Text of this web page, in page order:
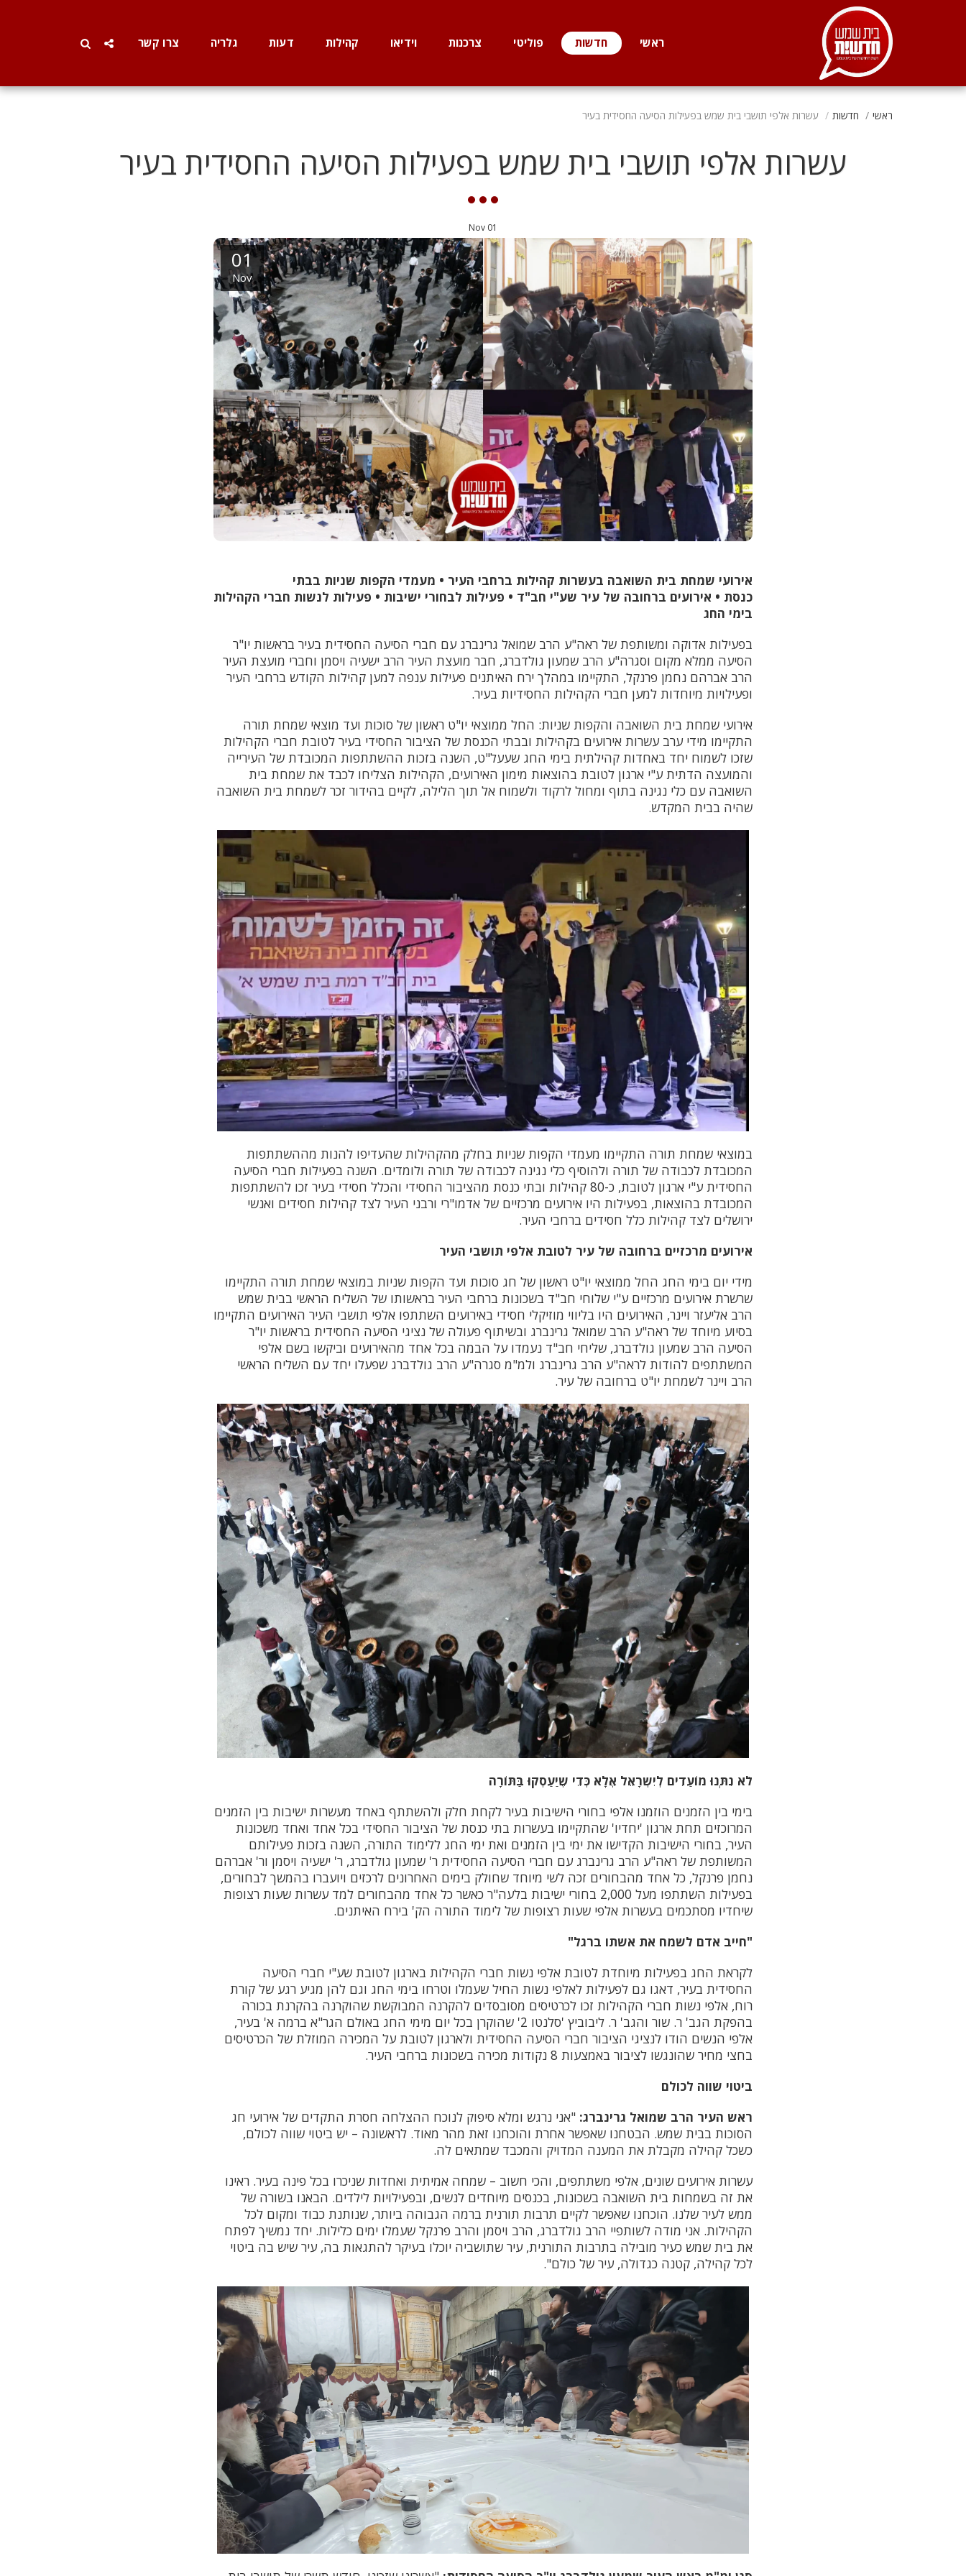
ראשי חדשות פוליטי צרכנות וידיאו קהילות דעות גלריה צרו קשר
ראשי חדשות עשרות אלפי תושבי בית שמש בפעילות הסיעה החסידית בעיר
עשרות אלפי תושבי בית שמש בפעילות הסיעה החסידית בעיר
01
Nov
01
Nov
אירועי שמחת בית השואבה בעשרות קהילות ברחבי העיר • מעמדי הקפות שניות בבתי
כנסת • אירועים ברחובה של עיר שע"י חב"ד • פעילות לבחורי ישיבות • פעילות לנשות חברי הקהילות
בימי החג
בפעילות אדוקה ומשותפת של ראה"ע הרב שמואל גרינברג עם חברי הסיעה החסידית בעיר בראשות יו"ר
הסיעה ממלא מקום וסגרה"ע הרב שמעון גולדברג, חבר מועצת העיר הרב ישעיה ויסמן וחברי מועצת העיר
הרב אברהם נחמן פרנקל, התקיימו במהלך ירח האיתנים פעילות ענפה למען קהילות הקודש ברחבי העיר
ופעילויות מיוחדות למען חברי הקהילות החסידיות בעיר.
אירועי שמחת בית השואבה והקפות שניות: החל ממוצאי יו"ט ראשון של סוכות ועד מוצאי שמחת תורה
התקיימו מידי ערב עשרות אירועים בקהילות ובבתי הכנסת של הציבור החסידי בעיר לטובת חברי הקהילות
שזכו לשמוח יחד באחדות קהילתית בימי החג שעעל"ט, השנה בזכות ההשתתפות המכובדת של העירייה
והמועצה הדתית ע"י ארגון לטובת בהוצאות מימון האירועים, הקהילות הצליחו לכבד את שמחת בית
השואבה עם כלי נגינה בתוף ומחול לרקוד ולשמוח אל תוך הלילה, לקיים בהידור זכר לשמחת בית השואבה
שהיה בבית המקדש.
במוצאי שמחת תורה התקיימו מעמדי הקפות שניות בחלק מהקהילות שהעדיפו להנות מההשתתפות
המכובדת לכבודה של תורה ולהוסיף כלי נגינה לכבודה של תורה ולומדים. השנה בפעילות חברי הסיעה
החסידית ע"י ארגון לטובת, כ-80 קהילות ובתי כנסת מהציבור החסידי והכלל חסידי בעיר זכו להשתתפות
המכובדת בהוצאות, בפעילות היו אירועים מרכזיים של אדמו"רי ורבני העיר לצד קהילות חסידים ואנשי
ירושלים לצד קהילות כלל חסידים ברחבי העיר.
אירועים מרכזיים ברחובה של עיר לטובת אלפי תושבי העיר
מידי יום בימי החג החל ממוצאי יו"ט ראשון של חג סוכות ועד הקפות שניות במוצאי שמחת תורה התקיימו
שרשרת אירועים מרכזיים ע"י שלוחי חב"ד בשכונות ברחבי העיר בראשותו של השליח הראשי בבית שמש
הרב אליעזר ויינר, האירועים היו בליווי מוזיקלי חסידי באירועים השתתפו אלפי תושבי העיר האירועים התקיימו
בסיוע מיוחד של ראה"ע הרב שמואל גרינברג ובשיתוף פעולה של נציגי הסיעה החסידית בראשות יו"ר
הסיעה הרב שמעון גולדברג, שליחי חב"ד נעמדו על הבמה בכל אחד מהאירועים וביקשו בשם אלפי
המשתתפים להודות לראה"ע הרב גרינברג ולמ"מ סגרה"ע הרב גולדברג שפעלו יחד עם השליח הראשי
הרב ויינר לשמחת יו"ט ברחובה של עיר.
לֹא נִתְּנוּ מוֹעַדִים לְיִשְרָאֵל אֶלָא כְּדֵי שֶיַעַסְקוּ בַּתּוֹרָה
בימי בין הזמנים הוזמנו אלפי בחורי הישיבות בעיר לקחת חלק ולהשתתף באחד מעשרות ישיבות בין הזמנים
המרוכזים תחת ארגון 'יחדיו' שהתקיימו בעשרות בתי כנסת של הציבור החסידי בכל אחד ואחד משכונות
העיר, בחורי הישיבות הקדישו את ימי בין הזמנים ואת ימי החג ללימוד התורה, השנה בזכות פעילותם
המשותפת של ראה"ע הרב גרינברג עם חברי הסיעה החסידית ר' שמעון גולדברג, ר' ישעיה ויסמן ור' אברהם
נחמן פרנקל, כל אחד מהבחורים זכה לשי מיוחד שחולק בימים האחרונים לרכזים ויועברו בהמשך לבחורים,
בפעילות השתתפו מעל 2,000 בחורי ישיבות בלעה"ר כאשר כל אחד מהבחורים למד עשרות שעות רצופות
שיחדיו מסתכמים בעשרות אלפי שעות רצופות של לימוד התורה הק' בירח האיתנים.
"חייב אדם לשמח את אשתו ברגל"
לקראת החג בפעילות מיוחדת לטובת אלפי נשות חברי הקהילות בארגון לטובת שע"י חברי הסיעה
החסידית בעיר, דאגו גם לפעילות לאלפי נשות החיל שעמלו וטרחו בימי החג וגם להן מגיע רגע של קורת
רוח, אלפי נשות חברי הקהילות זכו לכרטיסים מסובסדים להקרנה המבוקשת שהוקרנה בהקרנת בכורה
בהפקת הגב' ר. שור והגב' ר. ליבוביץ 'סלנטו 2' שהוקרן בכל יום מימי החג באולם הגר"א ברמה א' בעיר,
אלפי הנשים הודו לנציגי הציבור חברי הסיעה החסידית ולארגון לטובת על המכירה המוזלת של הכרטיסים
בחצי מחיר שהונגשו לציבור באמצעות 8 נקודות מכירה בשכונות ברחבי העיר.
ביטוי שווה לכולם
ראש העיר הרב שמואל גרינברג: "אני נרגש ומלא סיפוק לנוכח ההצלחה חסרת התקדים של אירועי חג
הסוכות בבית שמש. הבטחנו שאפשר אחרת והוכחנו זאת מהר מאוד. לראשונה – יש ביטוי שווה לכולם,
כשכל קהילה מקבלת את המענה המדויק והמכבד שמתאים לה.
עשרות אירועים שונים, אלפי משתתפים, והכי חשוב – שמחה אמיתית ואחדות שניכרו בכל פינה בעיר. ראינו
את זה בשמחות בית השואבה בשכונות, בכנסים מיוחדים לנשים, ובפעילויות לילדים. הבאנו בשורה של
ממש לעיר שלנו. הוכחנו שאפשר לקיים תרבות תורנית ברמה הגבוהה ביותר, שנותנת כבוד ומקום לכל
הקהילות. אני מודה לשותפיי הרב גולדברג, הרב ויסמן והרב פרנקל שעמלו ימים כלילות. יחד נמשיך לפתח
את בית שמש כעיר מובילה בתרבות התורנית, עיר שתושביה יוכלו בעיקר להתגאות בה, עיר שיש בה ביטוי
לכל קהילה, קטנה כגדולה, עיר של כולם".